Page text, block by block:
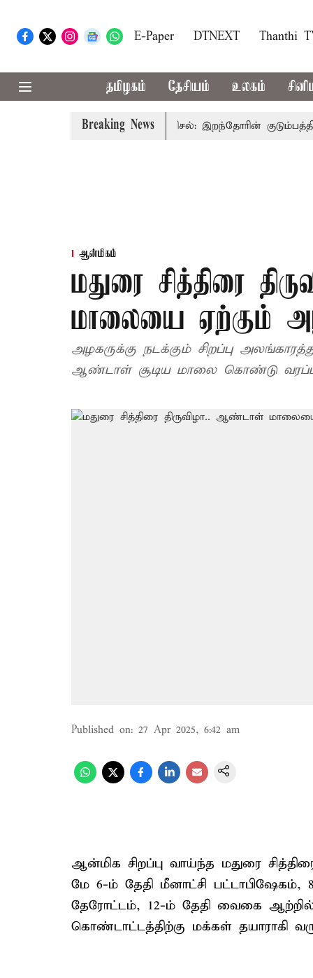
E-Paper DTNEXT Thanthi
தமிழகம் தேசியம் உலகம்
Breaking News
கரூர் கூட்டநெரிசல்: இறந்தோரின்
ஆன்மிகம்
மதுரை சித்திரை
மாலையை ஏற்கும்
அழகருக்கு நடக்கும் சிறப்பு
ஆண்டாள் சூடிய மாலை கொண்டு வரப்பட
Published on: 27 Apr 2025, 6:42 am
ஆன்மிக சிறப்பு வாய்ந்த மதுரை
மே 6-ம் தேதி மீனாட்சி பட்டாபிஷேகம்,
தேரோட்டம், 12-ம் தேதி வைகை
கொண்டாட்டத்திற்கு மக்கள் தயாராகி